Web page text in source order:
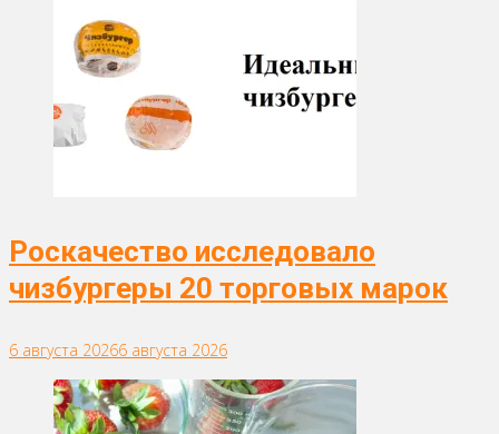
Роскачество исследовало
чизбургеры 20 торговых марок
6 августа 20266 августа 2026